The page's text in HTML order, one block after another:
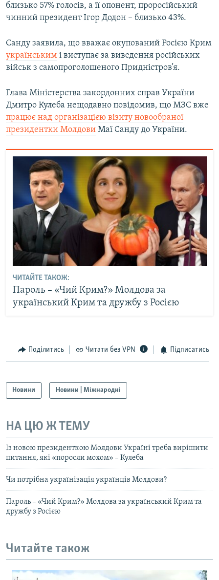
близько 57% голосів, а її опонент, проросійський
чинний президент Ігор Додон – близько 43%.
Санду заявила, що вважає окупований Росією Крим
українським і виступає за виведення російських
військ з самопроголошеного Придністров’я.
Глава Міністерства закордонних справ України
Дмитро Кулеба нещодавно повідомив, що МЗС вже
працює над організацією візиту новообраної
президентки Молдови Маї Санду до України​.
ЧИТАЙТЕ ТАКОЖ:
Пароль – «Чий Крим?» Молдова за
український Крим та дружбу з Росією
Поділитись Читати без VPN Підписатись
Новини Новини | Міжнародні
НА ЦЮ Ж ТЕМУ
Із новою президенткою Молдови Україні треба вирішити
питання, які «поросли мохом» – Кулеба
Чи потрібна українізація українців Молдови?
Пароль – «Чий Крим?» Молдова за український Крим та
дружбу з Росією
Читайте також